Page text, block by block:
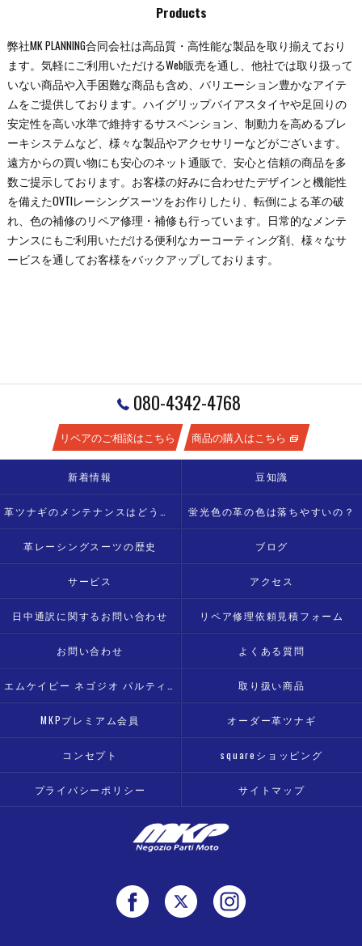
Products
弊社MK PLANNING合同会社は高品質・高性能な製品を取り揃えており
ます。気軽にご利用いただけるWeb販売を通し、他社では取り扱って
いない商品や入手困難な商品も含め、バリエーション豊かなアイテ
ムをご提供しております。ハイグリップバイアスタイヤや足回りの
安定性を高い水準で維持するサスペンション、制動力を高めるブレ
ーキシステムなど、様々な製品やアクセサリーなどがございます。
遠方からの買い物にも安心のネット通販で、安心と信頼の商品を多
数ご提示しております。お客様の好みに合わせたデザインと機能性
を備えたOVTIレーシングスーツをお作りしたり、転倒による革の破
れ、色の補修のリペア修理・補修も行っています。日常的なメンテ
ナンスにもご利用いただける便利なカーコーティング剤、様々なサ
ービスを通してお客様をバックアップしております。
080-4342-4768
リペアのご相談はこちら 商品の購入はこちら
新着情報 豆知識
蛍光色の革の色は落ちやすいの？
革レーシングスーツの歴史 ブログ
サービス アクセス
日中通訳に関するお問い合わせ リペア修理依頼見積フォーム
お問い合わせ よくある質問
取り扱い商品
MKPプレミアム会員 オーダー革ツナギ
コンセプト squareショッピング
プライバシーポリシー サイトマップ